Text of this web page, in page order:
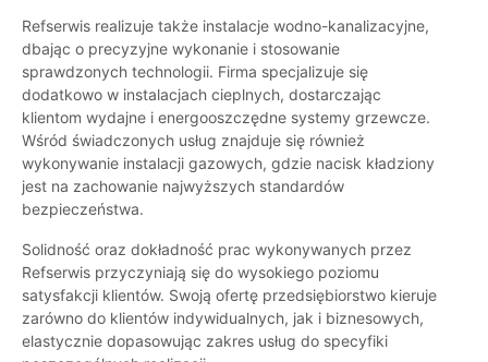
Refserwis realizuje także instalacje wodno-kanalizacyjne,
dbając o precyzyjne wykonanie i stosowanie
sprawdzonych technologii. Firma specjalizuje się
dodatkowo w instalacjach cieplnych, dostarczając
klientom wydajne i energooszczędne systemy grzewcze.
Wśród świadczonych usług znajduje się również
wykonywanie instalacji gazowych, gdzie nacisk kładziony
jest na zachowanie najwyższych standardów
bezpieczeństwa.
Solidność oraz dokładność prac wykonywanych przez
Refserwis przyczyniają się do wysokiego poziomu
satysfakcji klientów. Swoją ofertę przedsiębiorstwo kieruje
zarówno do klientów indywidualnych, jak i biznesowych,
elastycznie dopasowując zakres usług do specyfiki